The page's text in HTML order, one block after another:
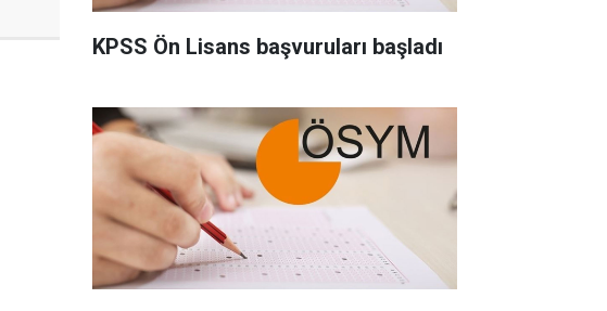
KPSS Ön Lisans başvuruları başladı